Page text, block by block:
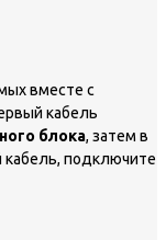
вместе с
кабель
блока, затем в
кабель, подключите